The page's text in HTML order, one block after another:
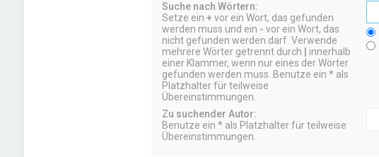
Suche nach Wörtern:
Setze ein + vor ein Wort, das gefunden
werden muss und ein - vor ein Wort, das
nicht gefunden werden darf. Verwende
mehrere Wörter getrennt durch
innerhalb
einer Klammer, wenn nur eines der Wörter
gefunden werden muss. Benutze ein * als
Platzhalter für teilweise
Übereinstimmungen.
Zu suchender Autor:
Benutze ein * als Platzhalter für teilweise
Übereinstimmungen.